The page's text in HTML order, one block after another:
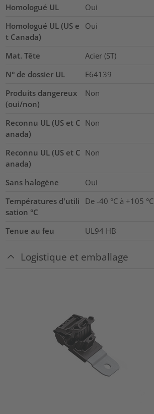
Homologué UL
Oui
Homologué UL (US e
t Canada)
Oui
Mat. Tête
Acier (ST)
N° de dossier UL
E64139
Produits dangereux
(oui/non)
Non
Reconnu UL (US et C
anada)
Non
Reconnu UL (US et C
anada)
Non
Sans halogène
Oui
Températures d'utili
sation °C
De -40 °C à +105 °C
Tenue au feu UL94 HB
Logistique et emballage